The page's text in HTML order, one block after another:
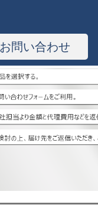
お問い合わせ